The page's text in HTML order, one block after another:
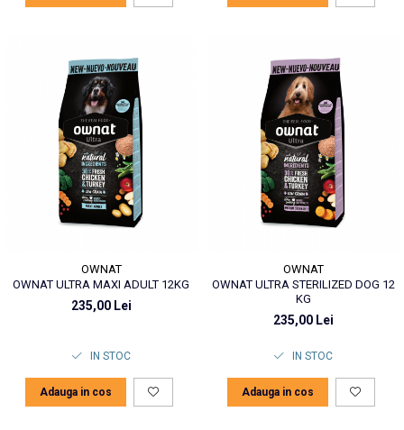
OWNAT
OWNAT ULTRA MAXI ADULT 12KG
235,00 Lei
IN STOC
Adauga in cos
OWNAT
OWNAT ULTRA STERILIZED DOG 12
KG
235,00 Lei
IN STOC
Adauga in cos